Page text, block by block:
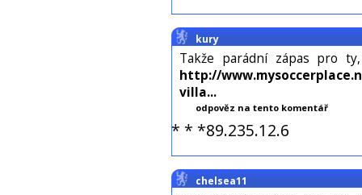
kury
Takže parádní zápas pro
http://
villa...
odpověz na tento komentář
* * *89.235.12.6
chelsea11